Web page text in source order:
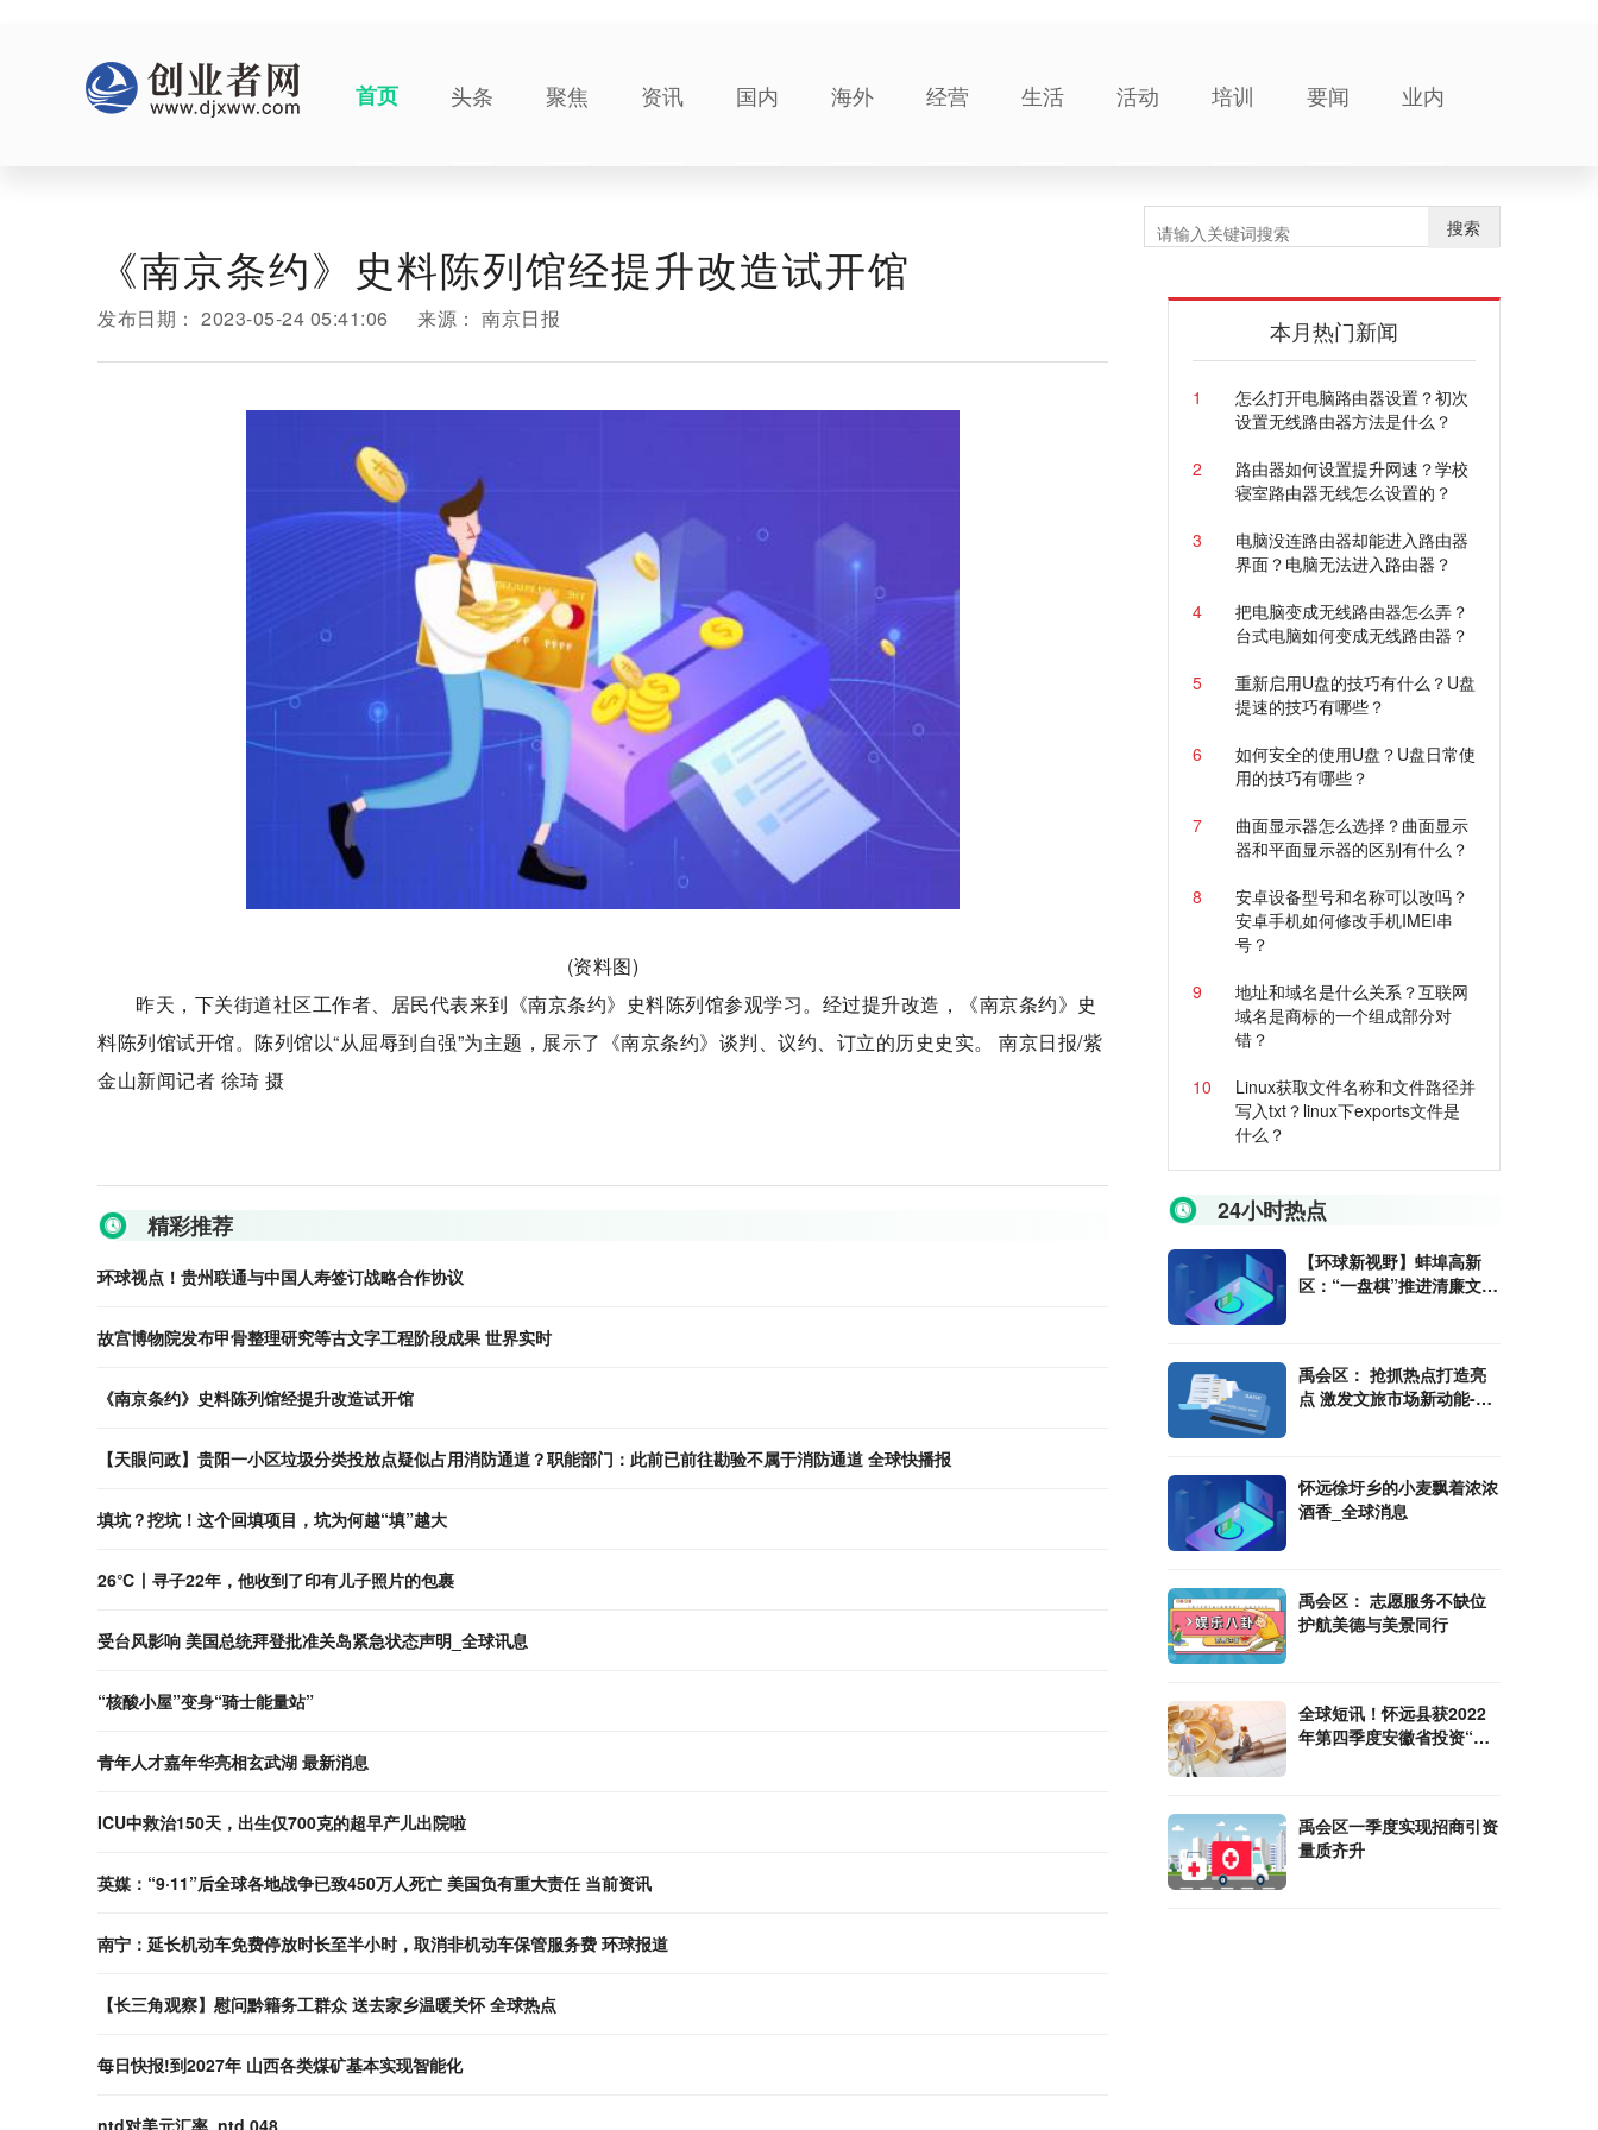
首页 头条 聚焦 资讯 国内 海外 经营 生活 活动 培训 要闻 业内
《南京条约》史料陈列馆经提升改造试开馆
发布日期： 2023-05-24 05:41:06 来源： 南京日报
(资料图)
昨天，下关街道社区工作者、居民代表来到《南京条约》史料陈列馆参观学习。经过提升改造，《南京条约》史
料陈列馆试开馆。陈列馆以“从屈辱到自强”为主题，展示了《南京条约》谈判、议约、订立的历史史实。 南京日报/紫
金山新闻记者 徐琦 摄
精彩推荐
环球视点！贵州联通与中国人寿签订战略合作协议
故宫博物院发布甲骨整理研究等古文字工程阶段成果 世界实时
《南京条约》史料陈列馆经提升改造试开馆
【天眼问政】贵阳一小区垃圾分类投放点疑似占用消防通道？职能部门：此前已前往勘验不属于消防通道 全球快播报
填坑？挖坑！这个回填项目，坑为何越“填”越大
26℃丨寻子22年，他收到了印有儿子照片的包裹
受台风影响 美国总统拜登批准关岛紧急状态声明_全球讯息
“核酸小屋”变身“骑士能量站”
青年人才嘉年华亮相玄武湖 最新消息
ICU中救治150天，出生仅700克的超早产儿出院啦
英媒：“9·11”后全球各地战争已致450万人死亡 美国负有重大责任 当前资讯
南宁：延长机动车免费停放时长至半小时，取消非机动车保管服务费 环球报道
【长三角观察】慰问黔籍务工群众 送去家乡温暖关怀 全球热点
每日快报!到2027年 山西各类煤矿基本实现智能化
ntd对美元汇率_ntd 048
搜索
本月热门新闻
1
怎么打开电脑路由器设置？初次
设置无线路由器方法是什么？
2
路由器如何设置提升网速？学校
寝室路由器无线怎么设置的？
3
电脑没连路由器却能进入路由器
界面？电脑无法进入路由器？
4
把电脑变成无线路由器怎么弄？
台式电脑如何变成无线路由器？
5
重新启用U盘的技巧有什么？U盘
提速的技巧有哪些？
6
如何安全的使用U盘？U盘日常使
用的技巧有哪些？
7
曲面显示器怎么选择？曲面显示
器和平面显示器的区别有什么？
8
安卓设备型号和名称可以改吗？
安卓手机如何修改手机IMEI串
号？
9
地址和域名是什么关系？互联网
域名是商标的一个组成部分对
错？
10
Linux获取文件名称和文件路径并
写入txt？linux下exports文件是
什么？
24小时热点
【环球新视野】蚌埠高新
区：“一盘棋”推进清廉文化
禹会区： 抢抓热点打造亮
点 激发文旅市场新动能-环
怀远徐圩乡的小麦飘着浓浓
酒香_全球消息
禹会区： 志愿服务不缺位
护航美德与美景同行
全球短讯！怀远县获2022
年第四季度安徽省投资“赛
禹会区一季度实现招商引资
量质齐升